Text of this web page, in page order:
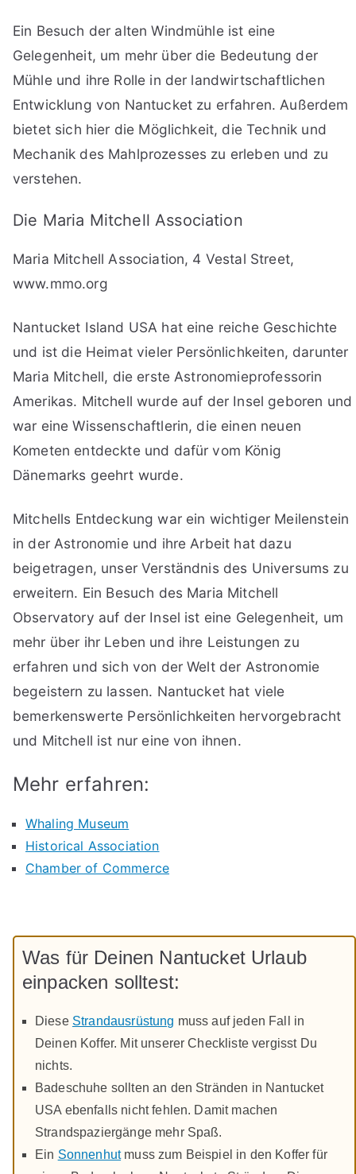
Ein Besuch der alten Windmühle ist eine
Gelegenheit, um mehr über die Bedeutung der
Mühle und ihre Rolle in der landwirtschaftlichen
Entwicklung von Nantucket zu erfahren. Außerdem
bietet sich hier die Möglichkeit, die Technik und
Mechanik des Mahlprozesses zu erleben und zu
verstehen.
Die Maria Mitchell Association
Maria Mitchell Association, 4 Vestal Street,
www.mmo.org
Nantucket Island USA hat eine reiche Geschichte
und ist die Heimat vieler Persönlichkeiten, darunter
Maria Mitchell, die erste Astronomieprofessorin
Amerikas. Mitchell wurde auf der Insel geboren und
war eine Wissenschaftlerin, die einen neuen
Kometen entdeckte und dafür vom König
Dänemarks geehrt wurde.
Mitchells Entdeckung war ein wichtiger Meilenstein
in der Astronomie und ihre Arbeit hat dazu
beigetragen, unser Verständnis des Universums zu
erweitern. Ein Besuch des Maria Mitchell
Observatory auf der Insel ist eine Gelegenheit, um
mehr über ihr Leben und ihre Leistungen zu
erfahren und sich von der Welt der Astronomie
begeistern zu lassen. Nantucket hat viele
bemerkenswerte Persönlichkeiten hervorgebracht
und Mitchell ist nur eine von ihnen.
Mehr erfahren:
Whaling Museum
Historical Association
Chamber of Commerce
Was für Deinen Nantucket Urlaub
einpacken solltest:
Diese Strandausrüstung muss auf jeden Fall in
Deinen Koffer. Mit unserer Checkliste vergisst Du
nichts.
Badeschuhe sollten an den Stränden in Nantucket
USA ebenfalls nicht fehlen. Damit machen
Strandspaziergänge mehr Spaß.
Ein Sonnenhutmuss zum Beispiel in den Koffer für